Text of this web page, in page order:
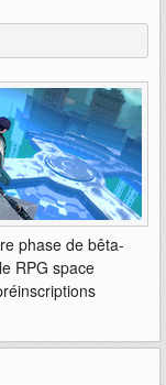
phase de bêta-
RPG space